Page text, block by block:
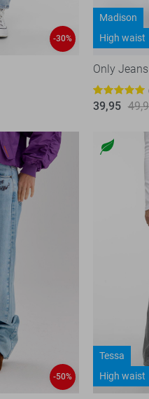
-30%
Madison
High waist
Only Jeans
39,95
-50%
Tessa
High waist